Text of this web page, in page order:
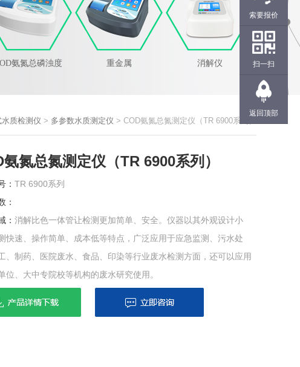
氨氮总磷浊度 重金属 消解仪
水质检测仪 > 多参数水质测定仪 > COD氨氮总氮测定仪（TR 6900系列）
氨氮总氮测定仪（TR 6900系列）
： TR 6900系列
：
： 消解比色一体管让检测更加简单、安全。仪器以其外观设计小
快速、操作简单、成本低等特点，广泛应用于应急监测、污水处
、制药、医院废水、食品、印染等行业废水检测方面，还可以应用
位、大中专院校等机构的废水研究使用。
索要报价
扫一扫
返回顶部